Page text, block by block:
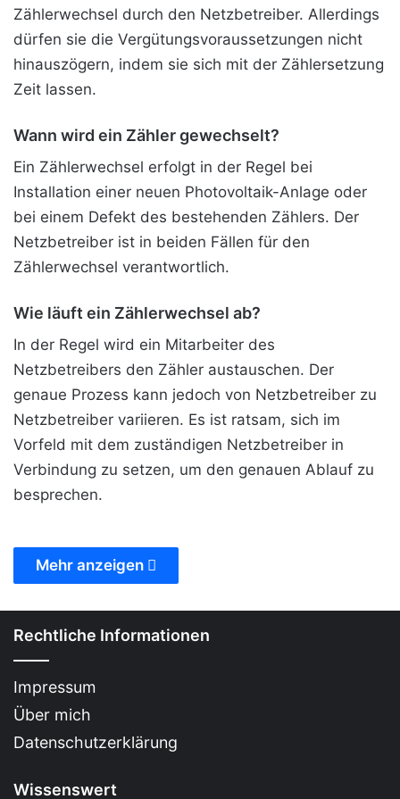
Zählerwechsel durch den Netzbetreiber. Allerdings
dürfen sie die Vergütungsvoraussetzungen nicht
hinauszögern, indem sie sich mit der Zählersetzung
Zeit lassen.
Wann wird ein Zähler gewechselt?
Ein Zählerwechsel erfolgt in der Regel bei
Installation einer neuen Photovoltaik-Anlage oder
bei einem Defekt des bestehenden Zählers. Der
Netzbetreiber ist in beiden Fällen für den
Zählerwechsel verantwortlich.
Wie läuft ein Zählerwechsel ab?
In der Regel wird ein Mitarbeiter des
Netzbetreibers den Zähler austauschen. Der
genaue Prozess kann jedoch von Netzbetreiber zu
Netzbetreiber variieren. Es ist ratsam, sich im
Vorfeld mit dem zuständigen Netzbetreiber in
Verbindung zu setzen, um den genauen Ablauf zu
besprechen.
Mehr anzeigen
Rechtliche Informationen
Impressum
Über mich
Datenschutzerklärung
Wissenswert